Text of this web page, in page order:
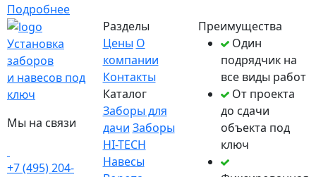
Подробнее
Установка
заборов
и навесов под
ключ
Мы на связи
+7 (495) 204-
Разделы
Цены О
компании
Контакты
Каталог
Заборы для
дачи Заборы
HI-TECH
Навесы
Преимущества
Один
подрядчик на
все виды работ
От проекта
до сдачи
объекта под
ключ